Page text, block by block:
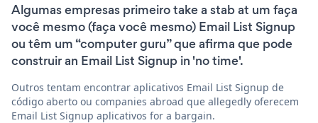
Algumas empresas primeiro take a stab at um faça
você mesmo (faça você mesmo) Email List Signup
ou têm um “computer guru” que afirma que pode
construir an Email List Signup in 'no time'.
Outros tentam encontrar aplicativos Email List Signup de
código aberto ou companies abroad que allegedly oferecem
Email List Signup aplicativos for a bargain.